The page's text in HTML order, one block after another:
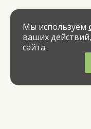
Мы используем
ваших
сайта.